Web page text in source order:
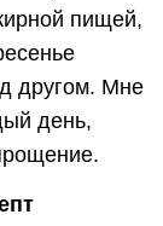
пищей,
другом. Мне
день,